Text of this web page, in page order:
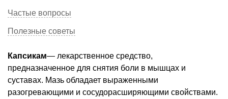
Частые вопросы
Полезные советы
Капсикам— лекарственное средство,
предназначенное для снятия боли в мышцах и
суставах. Мазь обладает выраженными
разогревающими и сосудорасширяющими свойствами.